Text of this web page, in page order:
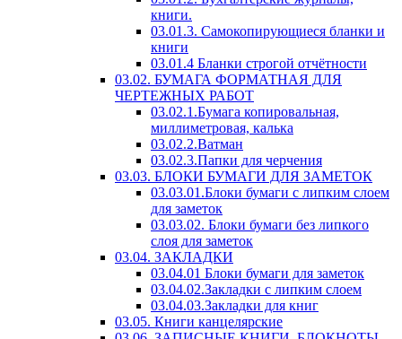
книги.
03.01.3. Самокопирующиеся бланки и
книги
03.01.4 Бланки строгой отчётности
03.02. БУМАГА ФОРМАТНАЯ ДЛЯ
ЧЕРТЕЖНЫХ РАБОТ
03.02.1.Бумага копировальная,
миллиметровая, калька
03.02.2.Ватман
03.02.3.Папки для черчения
03.03. БЛОКИ БУМАГИ ДЛЯ ЗАМЕТОК
03.03.01.Блоки бумаги с липким слоем
для заметок
03.03.02. Блоки бумаги без липкого
слоя для заметок
03.04. ЗАКЛАДКИ
03.04.01 Блоки бумаги для заметок
03.04.02.Закладки с липким слоем
03.04.03.Закладки для книг
03.05. Книги канцелярские